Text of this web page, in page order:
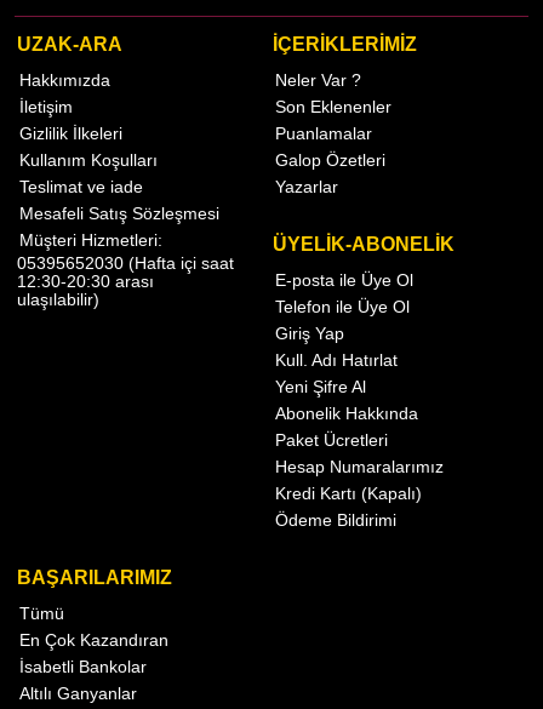
UZAK-ARA
Hakkımızda
İletişim
Gizlilik İlkeleri
Kullanım Koşulları
Teslimat ve iade
Mesafeli Satış Sözleşmesi
Müşteri Hizmetleri:
05395652030 (Hafta içi saat
12:30-20:30 arası
ulaşılabilir)
İÇERİKLERİMİZ
Neler Var ?
Son Eklenenler
Puanlamalar
Galop Özetleri
Yazarlar
ÜYELİK-ABONELİK
E-posta ile Üye Ol
Telefon ile Üye Ol
Giriş Yap
Kull. Adı Hatırlat
Yeni Şifre Al
Abonelik Hakkında
Paket Ücretleri
Hesap Numaralarımız
Kredi Kartı (Kapalı)
Ödeme Bildirimi
BAŞARILARIMIZ
Tümü
En Çok Kazandıran
İsabetli Bankolar
Altılı Ganyanlar